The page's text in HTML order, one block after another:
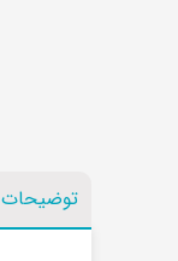
توضیحات